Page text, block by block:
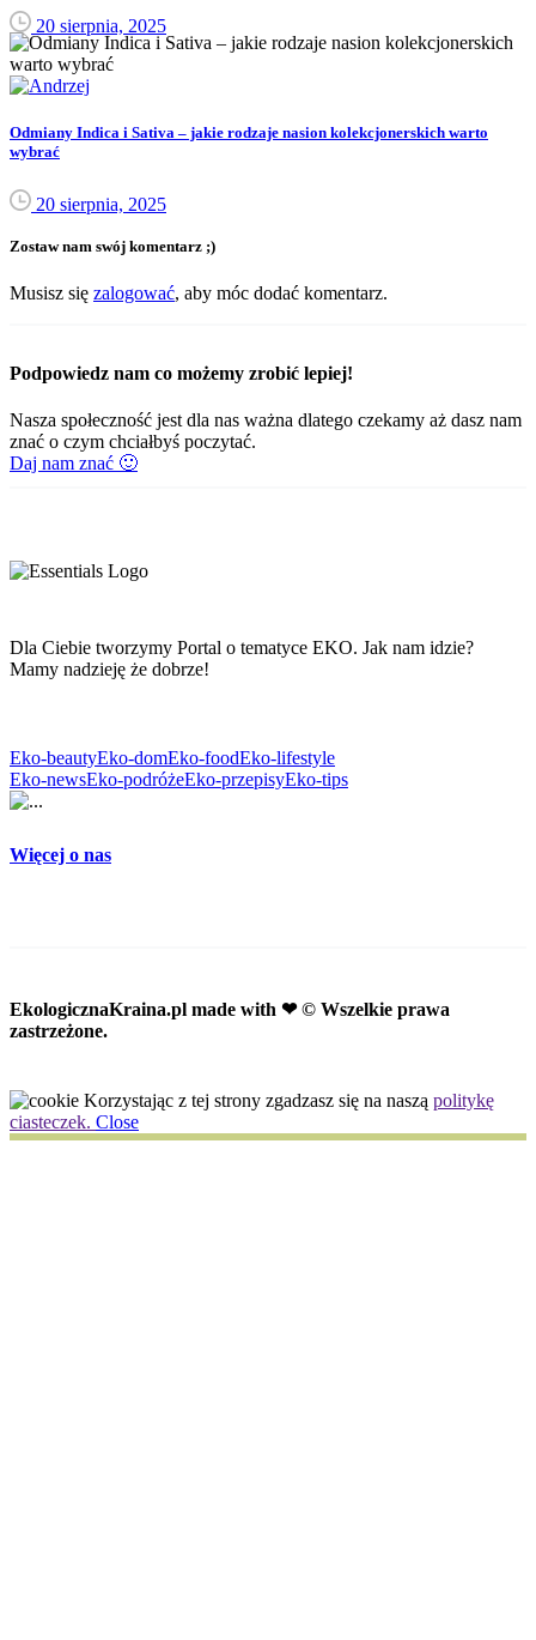
20 sierpnia, 2025
Odmiany Indica i Sativa – jakie rodzaje nasion kolekcjonerskich warto
wybrać
20 sierpnia, 2025
Zostaw nam swój komentarz ;)
Musisz się zalogować, aby móc dodać komentarz.
Podpowiedz nam co możemy zrobić lepiej!
Nasza społeczność jest dla nas ważna dlatego czekamy aż dasz nam
znać o czym chciałbyś poczytać.
Daj nam znać 🙂
Dla Ciebie tworzymy Portal o tematyce EKO. Jak nam idzie?
Mamy nadzieję że dobrze!
Eko-beautyEko-domEko-foodEko-lifestyle
Eko-newsEko-podróżeEko-przepisyEko-tips
Więcej o nas
EkologicznaKraina.pl made with ❤ © Wszelkie prawa
zastrzeżone.
Korzystając z tej strony zgadzasz się na naszą politykę
ciasteczek. Close